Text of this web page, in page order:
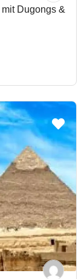
Dugongs &